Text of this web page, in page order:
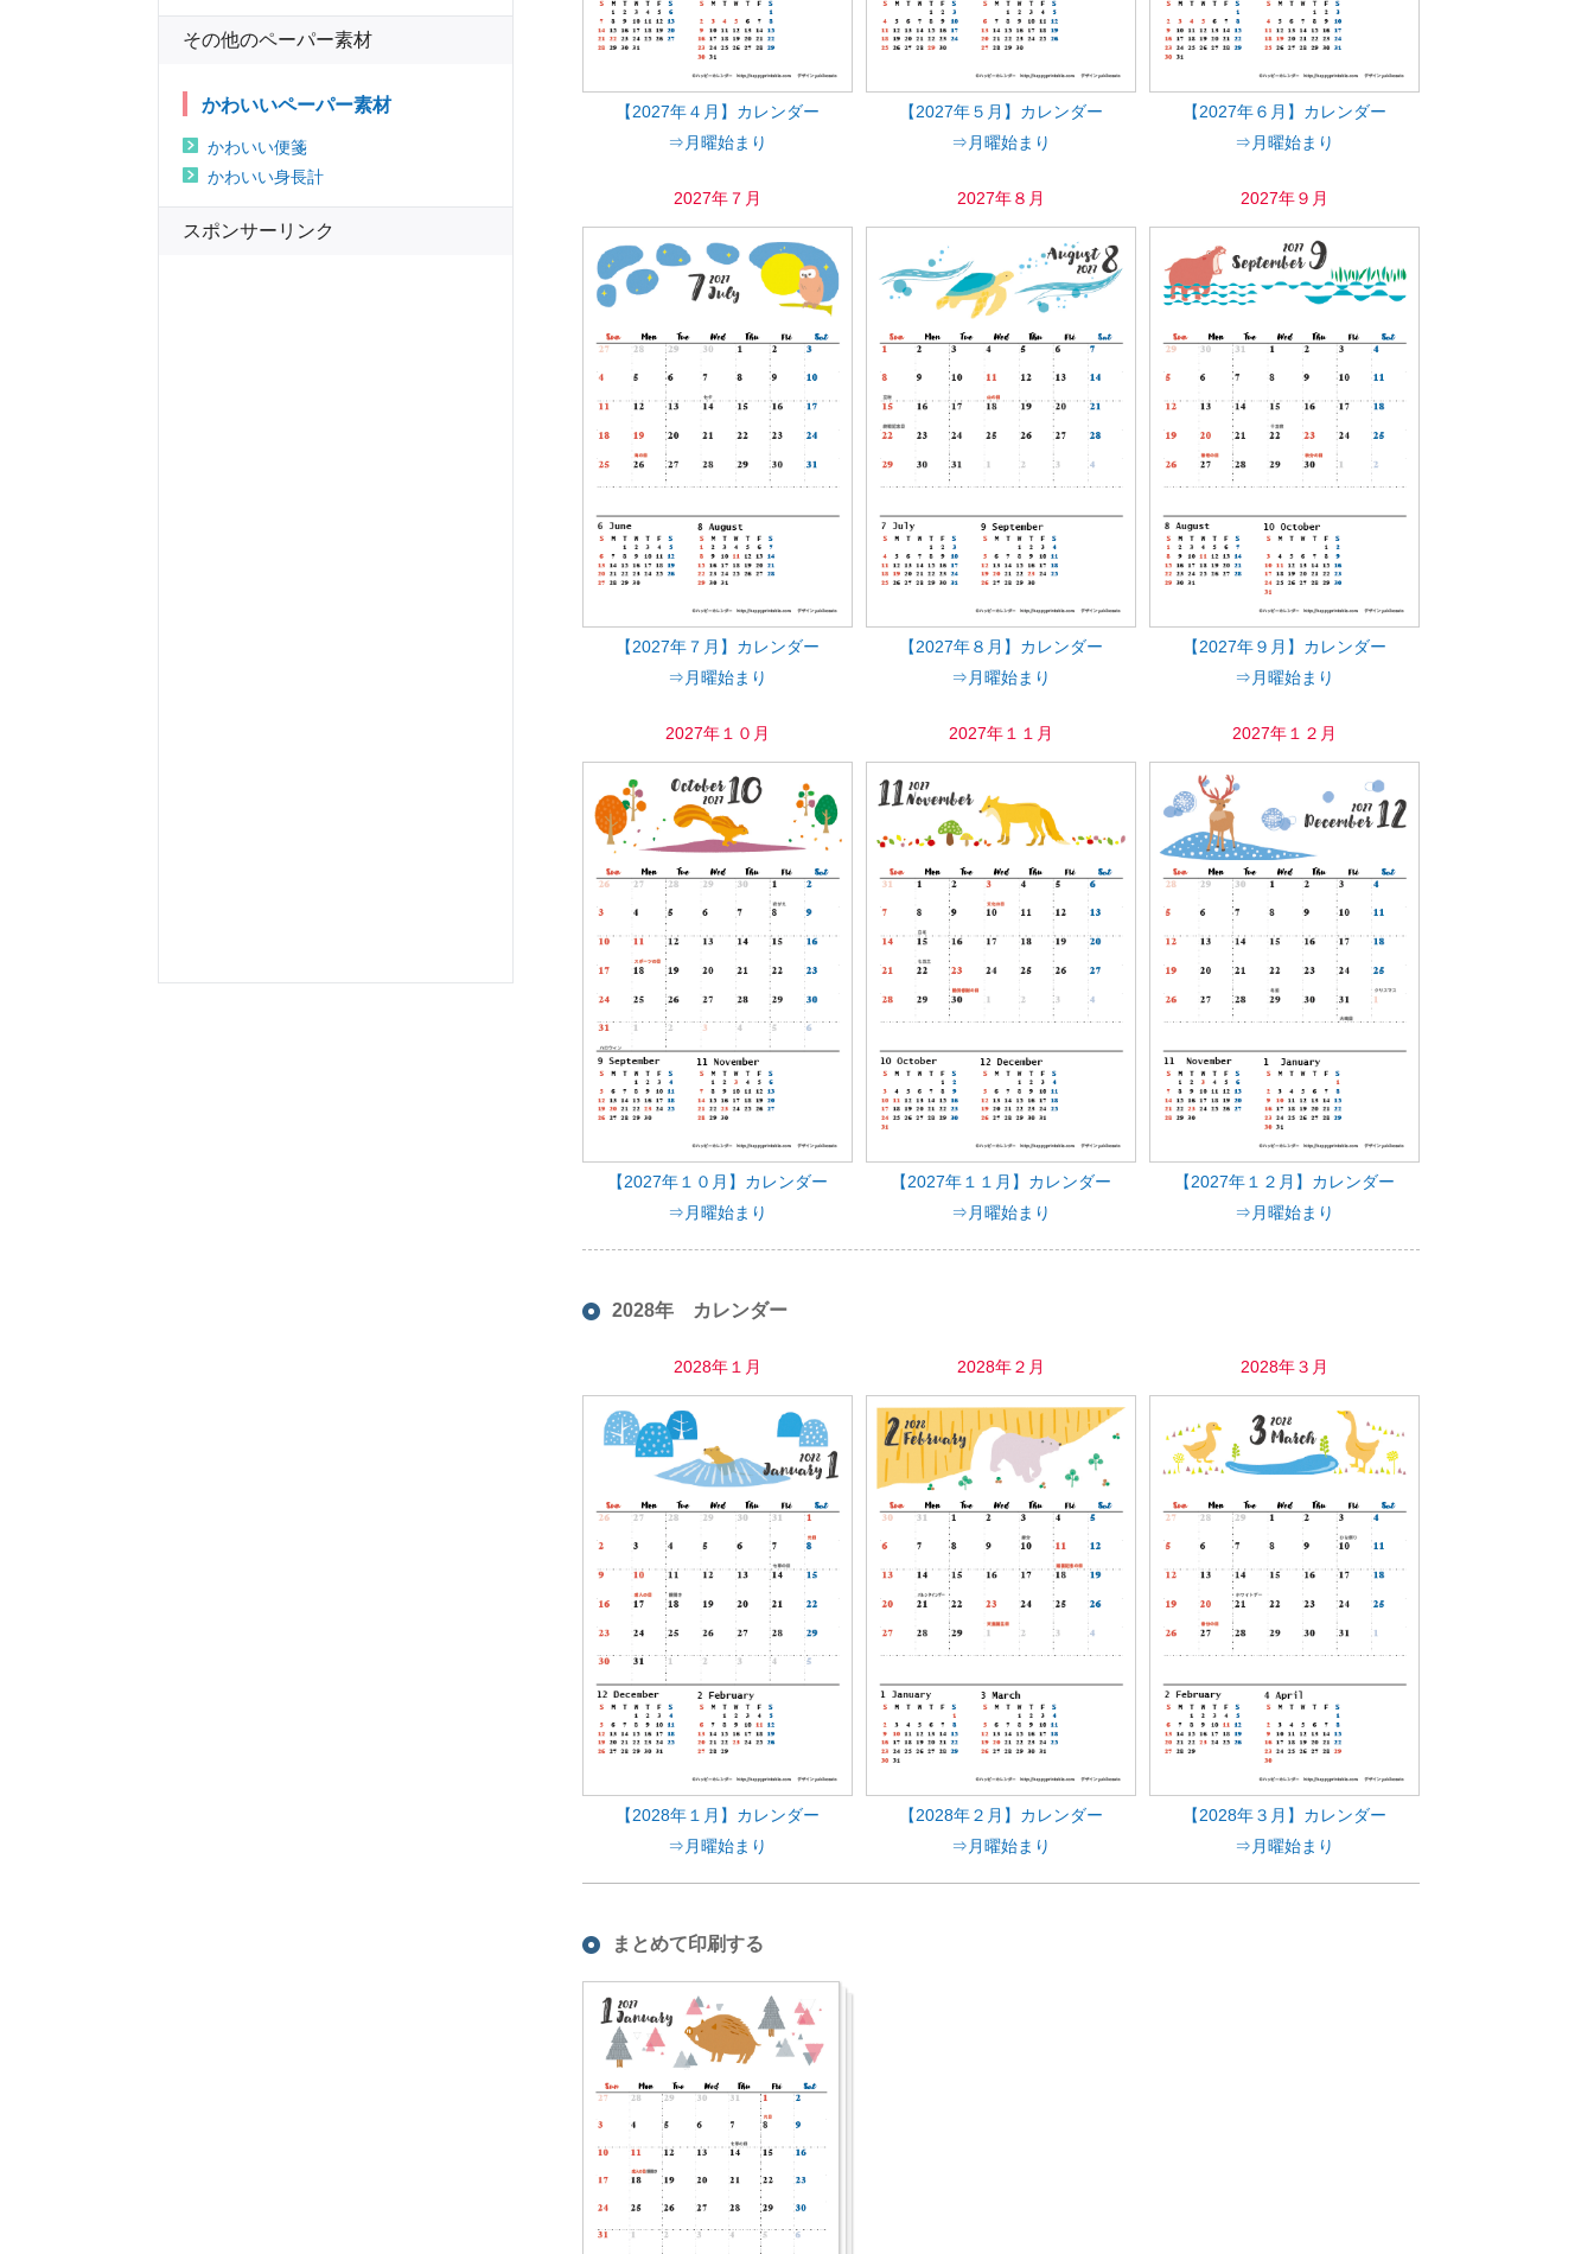
【2027年４月】カレンダー
⇒月曜始まり
【2027年５月】カレンダー
⇒月曜始まり
【2027年６月】カレンダー
⇒月曜始まり
2027年７月
【2027年７月】カレンダー
⇒月曜始まり
2027年８月
【2027年８月】カレンダー
⇒月曜始まり
2027年９月
【2027年９月】カレンダー
⇒月曜始まり
2027年１０月
【2027年１０月】カレンダー
⇒月曜始まり
2027年１１月
【2027年１１月】カレンダー
⇒月曜始まり
2027年１２月
【2027年１２月】カレンダー
⇒月曜始まり
2028年 カレンダー
2028年１月
【2028年１月】カレンダー
⇒月曜始まり
2028年２月
【2028年２月】カレンダー
⇒月曜始まり
2028年３月
【2028年３月】カレンダー
⇒月曜始まり
まとめて印刷する
その他のペーパー素材
かわいいペーパー素材
かわいい便箋
かわいい身長計
スポンサーリンク